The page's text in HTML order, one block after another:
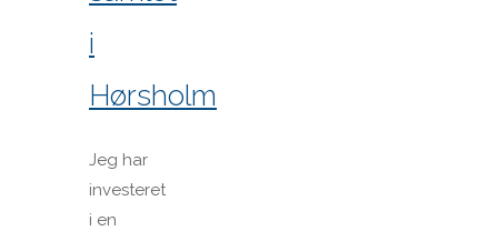
i
Hørsholm
Jeg har
investeret
i en